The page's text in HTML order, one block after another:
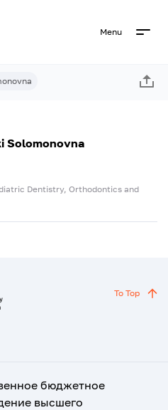
Menu
Solomonovna
Dentistry, Orthodontics and
To Top
бюджетное
высшего